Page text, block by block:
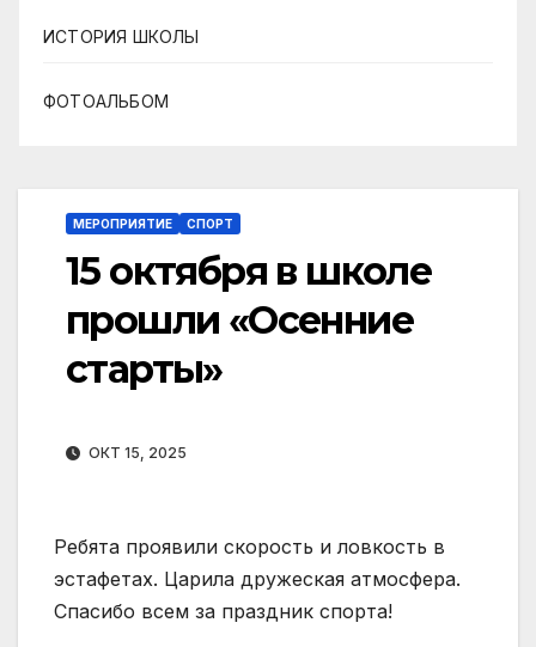
ИСТОРИЯ ШКОЛЫ
ФОТОАЛЬБОМ
МЕРОПРИЯТИЕ СПОРТ
15 октября в школе
прошли «Осенние
старты»
ОКТ 15, 2025
Ребята проявили скорость и ловкость в
эстафетах. Царила дружеская атмосфера.
Спасибо всем за праздник спорта!